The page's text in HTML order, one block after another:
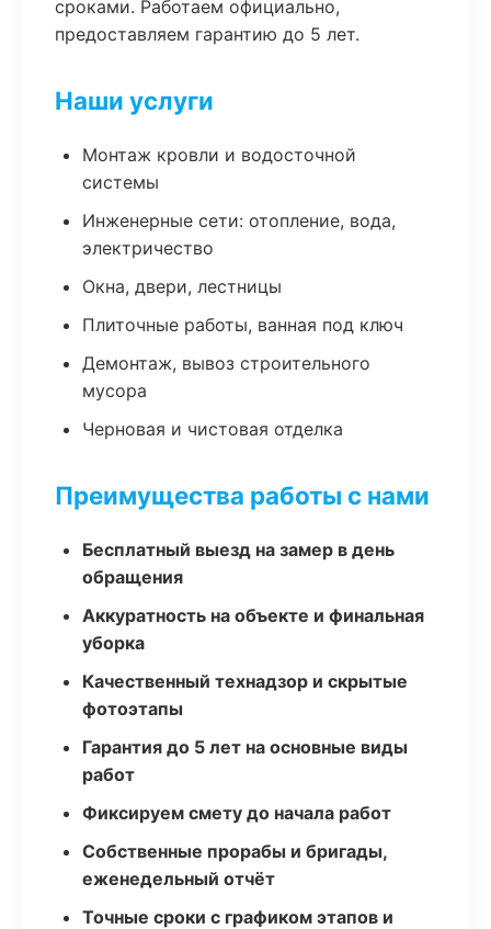
сроками. Работаем официально,
предоставляем гарантию до 5 лет.
Наши услуги
Монтаж кровли и водосточной
системы
Инженерные сети: отопление, вода,
электричество
Окна, двери, лестницы
Плиточные работы, ванная под ключ
Демонтаж, вывоз строительного
мусора
Черновая и чистовая отделка
Преимущества работы с нами
Бесплатный выезд на замер в день
обращения
Аккуратность на объекте и финальная
уборка
Качественный технадзор и скрытые
фотоэтапы
Гарантия до 5 лет на основные виды
работ
Фиксируем смету до начала работ
Собственные прорабы и бригады,
еженедельный отчёт
Точные сроки с графиком этапов и